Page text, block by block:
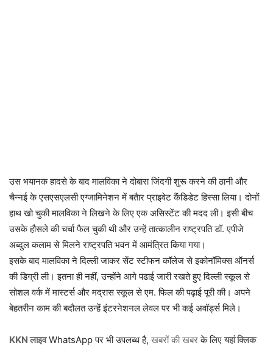
उस भयानक हादसे के बाद मालविका ने दोबारा जिंदगी शुरू करने की ठानी और
चैन्नई के एसएसएलसी एग्जामिनेशन में बतैार प्राइवेट कैंडिडेट हिस्सा लिया। दोनों
हाथ खो चुकी मालविका ने लिखने के लिए एक असिस्टेंट की मदद ली। इसी बीच
उसके हौसले की चर्चा फैल चुकी थी और उन्हें तात्कालीन राष्ट्रपति डॉ. एपीजे
अब्दुल कलाम से मिलने राष्ट्रपति भवन में आमंत्रित किया गया।
इसके बाद मालविका ने दिल्ली जाकर सेंट स्टीफन कॉलेज से इकोनॉमिक्स ऑनर्स
की डिग्री ली। इतना ही नहीं, उन्होंने आगे पढाई जारी रखते हुए दिल्ली स्कूल से
सोशल वर्क में मास्टर्स और मद्रास स्कूल से एम. फिल की पढ़ाई पूरी की। अपने
बेहतरीन काम की बदौलत उन्हें इंटरनेशनल लेवल पर भी कई अवॉर्ड्स मिले।
KKN लाइवWhatsApp पर भी उपलब्ध है, खबरों की खबरके लिए यहां क्लिक